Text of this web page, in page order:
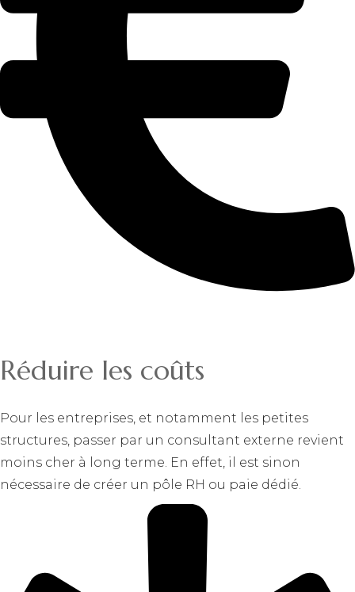
Réduire les coûts
Pour les entreprises, et notamment les petites
structures, passer par un consultant externe revient
moins cher à long terme. En effet, il est sinon
nécessaire de créer un pôle RH ou paie dédié.